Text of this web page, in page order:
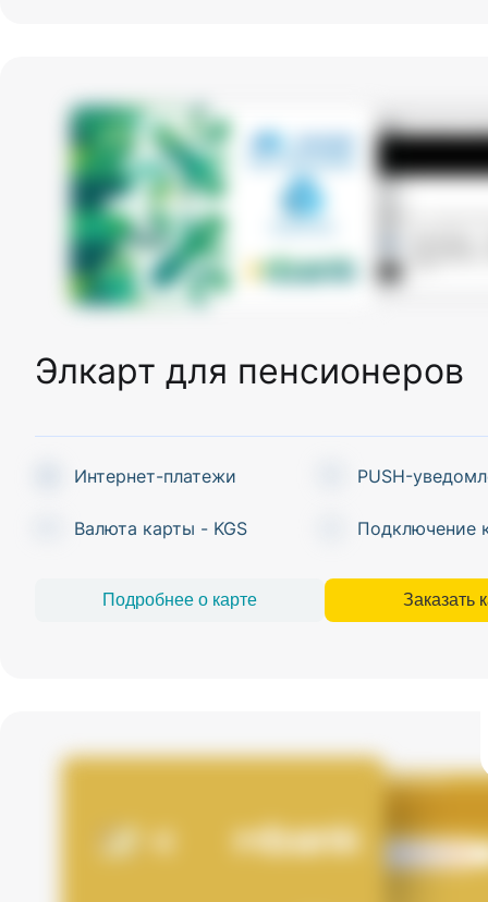
Элкарт для пенсионеров
Интернет-платежи PUSH-
Валюта карты - KGS Подключение
Подробнее о карте Заказать